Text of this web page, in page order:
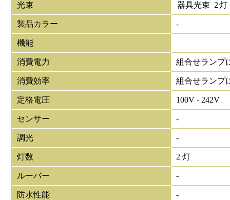
光束 器具光束 2灯
製品カラー -
機能
消費電力 組合せランプ
消費効率 組合せランプ
定格電圧 100V - 242V
センサー -
調光 -
灯数 2 灯
ルーバー -
防水性能 -